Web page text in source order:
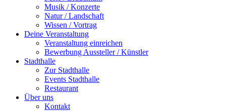
Musik / Konzerte
Natur / Landschaft
Wissen / Vortrag
Deine Veranstaltung
Veranstaltung einreichen
Bewerbung Aussteller / Künstler
Stadthalle
Zur Stadthalle
Events Stadthalle
Restaurant
Über uns
Kontakt